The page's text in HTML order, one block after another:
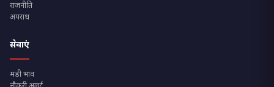
राजनीति
अपराध
सेवाएं
मंडी भाव